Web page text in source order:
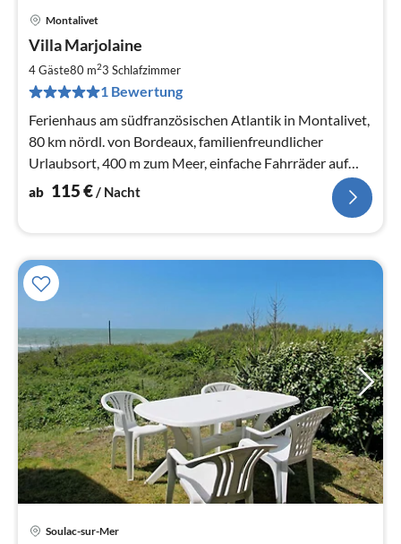
Montalivet
Villa Marjolaine
4 Gäste80 m23 Schlafzimmer
1 Bewertung
Ferienhaus am südfranzösischen Atlantik in Montalivet,
80 km nördl. von Bordeaux, familienfreundlicher
Urlaubsort, 400 m zum Meer, einfache Fahrräder auf
Anfrage.
ab 115€/ Nacht
Soulac-sur-Mer